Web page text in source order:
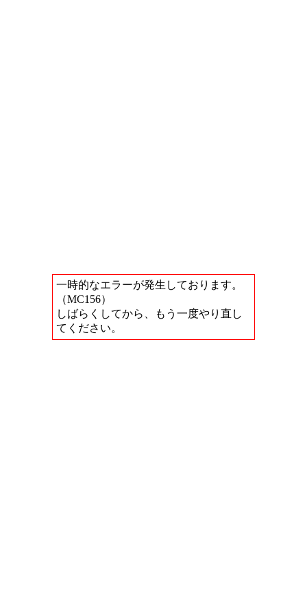
一時的なエラーが発生しております。
（MC156）
しばらくしてから、もう一度やり直し
てください。